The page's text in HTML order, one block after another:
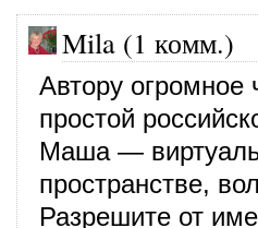
Mila (1 комм.)
Автору огромное
простой
Маша —
пространстве,
Разрешите от